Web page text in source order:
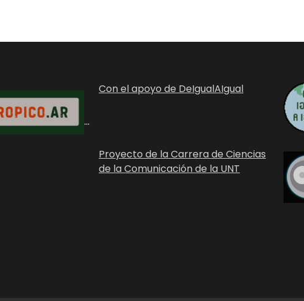
Con el apoyo de DeIgualAIgual
...
Proyecto de la Carrera de Ciencias
de la Comunicación de la UNT